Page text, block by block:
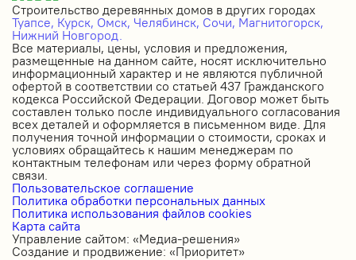
Строительство деревянных домов в других городах
Туапсе, Курск, Омск, Челябинск, Сочи, Магнитогорск,
Нижний Новгород.
Все материалы, цены, условия и предложения,
размещенные на данном сайте, носят исключительно
информационный характер и не являются публичной
офертой в соответствии со статьей 437 Гражданского
кодекса Российской Федерации. Договор может быть
составлен только после индивидуального согласования
всех деталей и оформляется в письменном виде. Для
получения точной информации о стоимости, сроках и
условиях обращайтесь к нашим менеджерам по
контактным телефонам или через форму обратной
связи.
Пользовательское соглашение
Политика обработки персональных данных
Политика использования файлов cookies
Карта сайта
Управление сайтом: «Медиа-решения»
Создание и продвижение: «Приоритет»